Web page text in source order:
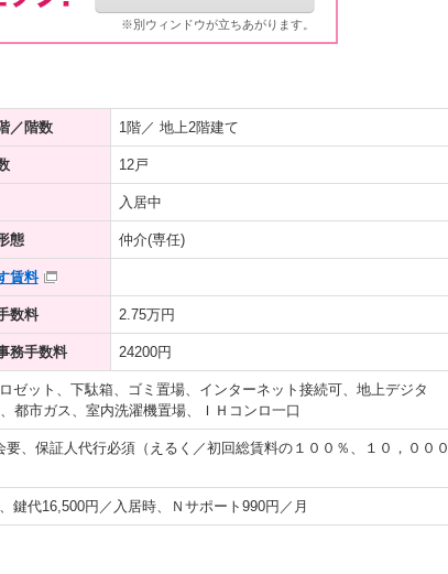
※別ウィンドウが立ちあがります。
／階数 1階／ 地上2階建て
12戸
入居中
態 仲介(専任)
賃料
数料 2.75万円
務手数料 24200円
ット、下駄箱、ゴミ置場、インターネット接続可、地上デジタ
都市ガス、室内洗濯機置場、ＩＨコンロ一口
、保証人代行必須（えるく／初回総賃料の１００％、１０，０００
鍵代16,500円／入居時、Ｎサポート990円／月